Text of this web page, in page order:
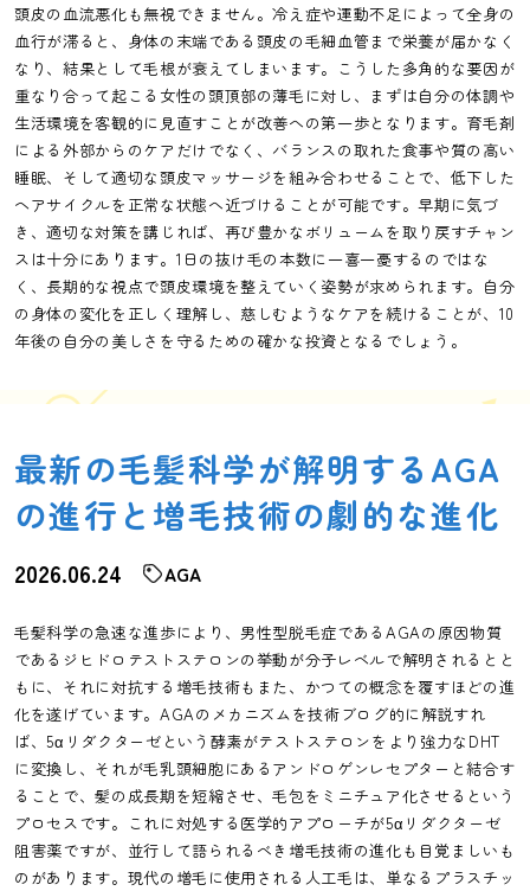
頭皮の血流悪化も無視できません。冷え症や運動不足によって全身の
血行が滞ると、身体の末端である頭皮の毛細血管まで栄養が届かなく
なり、結果として毛根が衰えてしまいます。こうした多角的な要因が
重なり合って起こる女性の頭頂部の薄毛に対し、まずは自分の体調や
生活環境を客観的に見直すことが改善への第一歩となります。育毛剤
による外部からのケアだけでなく、バランスの取れた食事や質の高い
睡眠、そして適切な頭皮マッサージを組み合わせることで、低下した
ヘアサイクルを正常な状態へ近づけることが可能です。早期に気づ
き、適切な対策を講じれば、再び豊かなボリュームを取り戻すチャン
スは十分にあります。1日の抜け毛の本数に一喜一憂するのではな
く、長期的な視点で頭皮環境を整えていく姿勢が求められます。自分
の身体の変化を正しく理解し、慈しむようなケアを続けることが、10
年後の自分の美しさを守るための確かな投資となるでしょう。
最新の毛髪科学が解明するAGA
の進行と増毛技術の劇的な進化
2026.06.24 AGA
毛髪科学の急速な進歩により、男性型脱毛症であるAGAの原因物質
であるジヒドロテストステロンの挙動が分子レベルで解明されるとと
もに、それに対抗する増毛技術もまた、かつての概念を覆すほどの進
化を遂げています。AGAのメカニズムを技術ブログ的に解説すれ
ば、5αリダクターゼという酵素がテストステロンをより強力なDHT
に変換し、それが毛乳頭細胞にあるアンドロゲンレセプターと結合す
ることで、髪の成長期を短縮させ、毛包をミニチュア化させるという
プロセスです。これに対処する医学的アプローチが5αリダクターゼ
阻害薬ですが、並行して語られるべき増毛技術の進化も目覚ましいも
のがあります。現代の増毛に使用される人工毛は、単なるプラスチッ